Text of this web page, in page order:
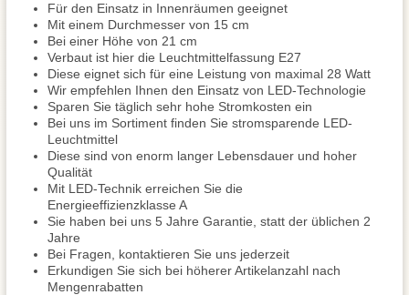
Für den Einsatz in Innenräumen geeignet
Mit einem Durchmesser von 15 cm
Bei einer Höhe von 21 cm
Verbaut ist hier die Leuchtmittelfassung E27
Diese eignet sich für eine Leistung von maximal 28 Watt
Wir empfehlen Ihnen den Einsatz von LED-Technologie
Sparen Sie täglich sehr hohe Stromkosten ein
Bei uns im Sortiment finden Sie stromsparende LED-
Leuchtmittel
Diese sind von enorm langer Lebensdauer und hoher
Qualität
Mit LED-Technik erreichen Sie die
Energieeffizienzklasse A
Sie haben bei uns 5 Jahre Garantie, statt der üblichen 2
Jahre
Bei Fragen, kontaktieren Sie uns jederzeit
Erkundigen Sie sich bei höherer Artikelanzahl nach
Mengenrabatten